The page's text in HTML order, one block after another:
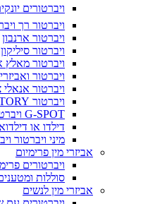
ויברטורים
ויברטור רך
ויברטור ארנבון
ויברטור סיליקון
ויברטור מאלץ
ויברטור
ויברטור אנאלי
ויברטור FUN FACTORY
G-SPOT ויברטור לנקודת ה ג'י
דילדו או
מיני ויברטור
אביזרי מין פרימיום
ויברטורים
סוללות
אביזרי מין לנשים